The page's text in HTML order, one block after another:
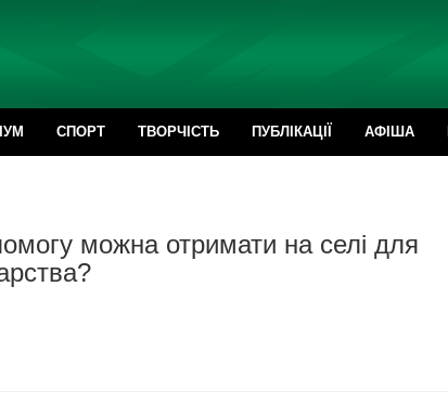
СПОРТ ТВОРЧІСТЬ ПУБЛІКАЦІЇ АФІША
можна отримати на селі для